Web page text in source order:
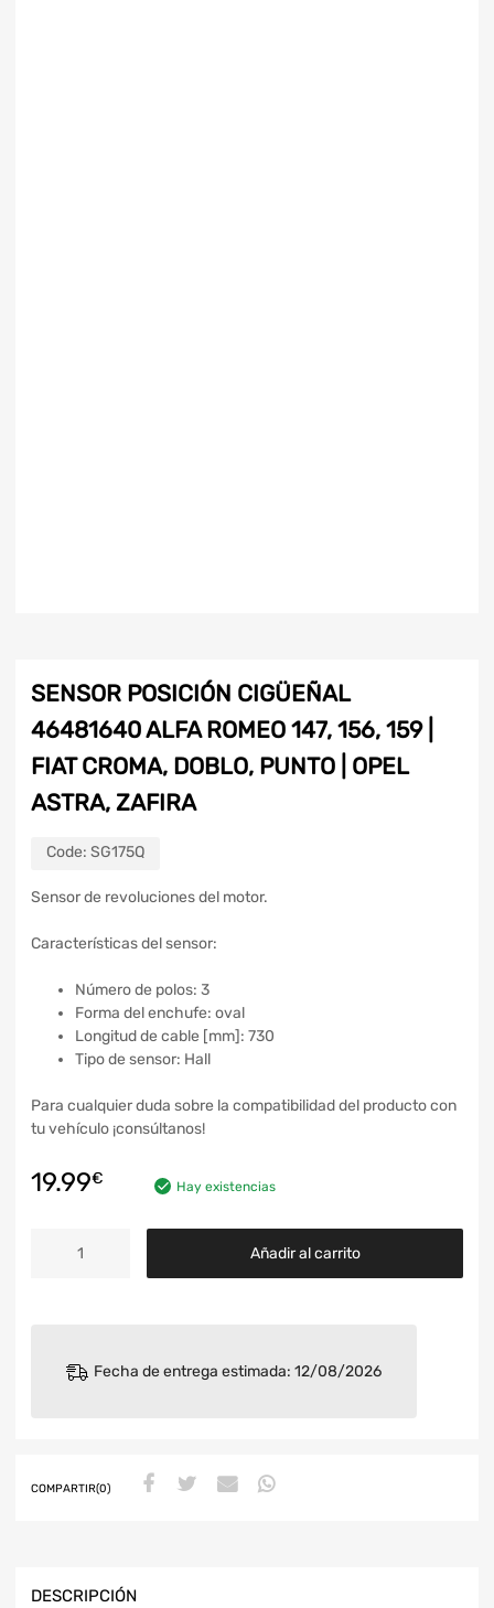
SENSOR POSICIÓN CIGÜEÑAL
46481640 ALFA ROMEO 147, 156, 159 |
FIAT CROMA, DOBLO, PUNTO | OPEL
ASTRA, ZAFIRA
Code: SG175Q
Sensor de revoluciones del motor.
Características del sensor:
Número de polos: 3
Forma del enchufe: oval
Longitud de cable [mm]: 730
Tipo de sensor: Hall
Para cualquier duda sobre la compatibilidad del producto con
tu vehículo ¡consúltanos!
19.99€ Hay existencias
Añadir al carrito
Fecha de entrega estimada: 12/08/2026
COMPARTIR(0)
DESCRIPCIÓN